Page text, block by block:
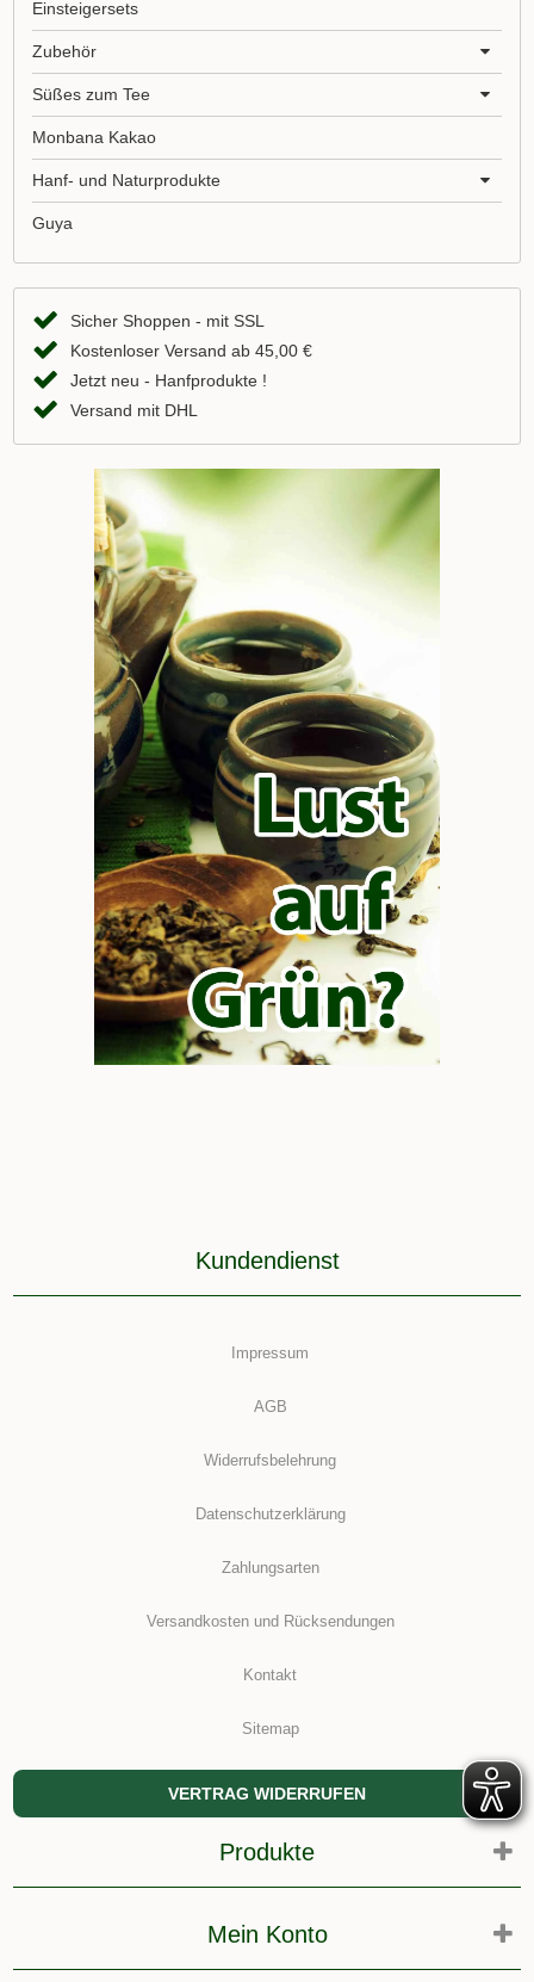
Einsteigersets
Zubehör
Süßes zum Tee
Monbana Kakao
Hanf- und Naturprodukte
Guya
Sicher Shoppen - mit SSL
Kostenloser Versand ab 45,00 €
Jetzt neu - Hanfprodukte !
Versand mit DHL
Kundendienst
Impressum
AGB
Widerrufsbelehrung
Datenschutzerklärung
Zahlungsarten
Versandkosten und Rücksendungen
Kontakt
Sitemap
VERTRAG WIDERRUFEN
Produkte
Mein Konto